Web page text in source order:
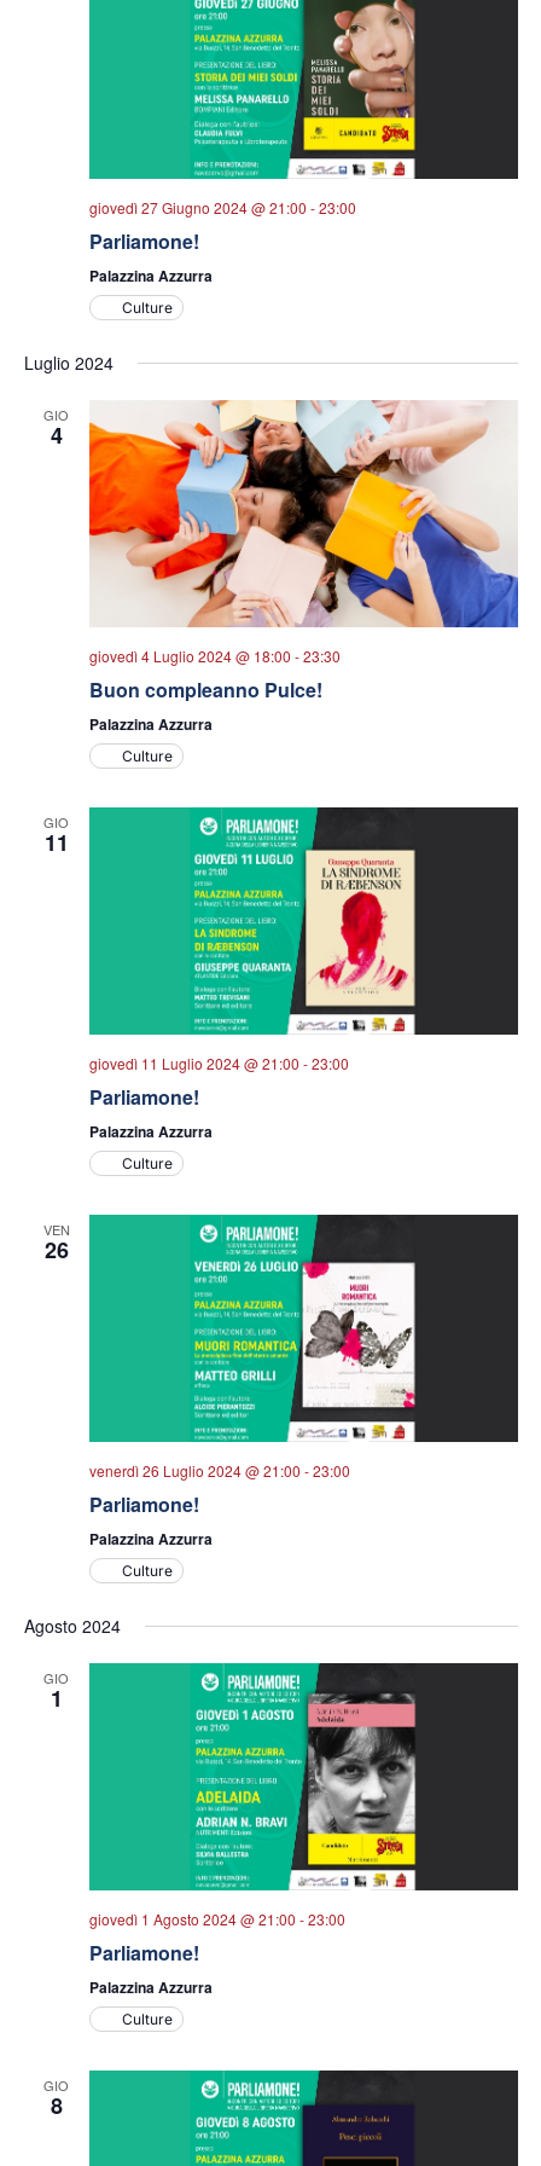
giovedì 27 Giugno 2024 @ 21:00 -23:00
Parliamone!
Palazzina Azzurra
Culture
Luglio 2024
GIO
4
giovedì 4 Luglio 2024 @ 18:00 -23:30
Buon compleanno Pulce!
Palazzina Azzurra
Culture
GIO
11
giovedì 11 Luglio 2024 @ 21:00 -23:00
Parliamone!
Palazzina Azzurra
Culture
VEN
26
venerdì 26 Luglio 2024 @ 21:00 -23:00
Parliamone!
Palazzina Azzurra
Culture
Agosto 2024
GIO
1
giovedì 1 Agosto 2024 @ 21:00 -23:00
Parliamone!
Palazzina Azzurra
Culture
GIO
8